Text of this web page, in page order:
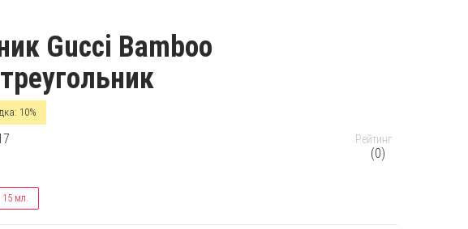
Gucci Bamboo
10%
Рейтинг
(0)
15 мл.